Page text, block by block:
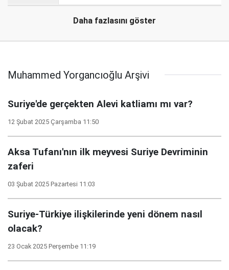
Daha fazlasını göster
Muhammed Yorgancıoğlu Arşivi
Suriye'de gerçekten Alevi katliamı mı var?
12 Şubat 2025 Çarşamba 11:50
Aksa Tufanı'nın ilk meyvesi Suriye Devriminin
zaferi
03 Şubat 2025 Pazartesi 11:03
Suriye-Türkiye ilişkilerinde yeni dönem nasıl
olacak?
23 Ocak 2025 Perşembe 11:19